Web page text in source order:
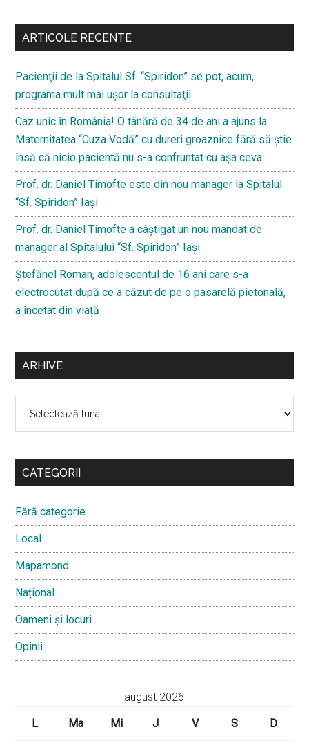
secundara
ARTICOLE RECENTE
Pacienţii de la Spitalul Sf. “Spiridon” se pot, acum,
programa mult mai uşor la consultaţii
Caz unic în România! O tânără de 34 de ani a ajuns la
Maternitatea “Cuza Vodă” cu dureri groaznice fără să ştie
însă că nicio pacientă nu s-a confruntat cu așa ceva
Prof. dr. Daniel Timofte este din nou manager la Spitalul
“Sf. Spiridon” Iaşi
Prof. dr. Daniel Timofte a câștigat un nou mandat de
manager al Spitalului “Sf. Spiridon” Iași
Ştefănel Roman, adolescentul de 16 ani care s-a
electrocutat după ce a căzut de pe o pasarelă pietonală,
a încetat din viață
ARHIVE
CATEGORII
Fără categorie
Local
Mapamond
Național
Oameni și locuri
Opinii
august 2026
L
Ma Mi J V S D